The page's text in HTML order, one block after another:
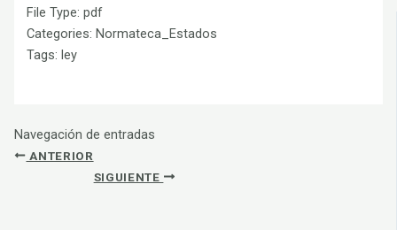
File Type:pdf
Categories:Normateca_Estados
Tags:ley
Navegación de entradas
ANTERIOR
SIGUIENTE